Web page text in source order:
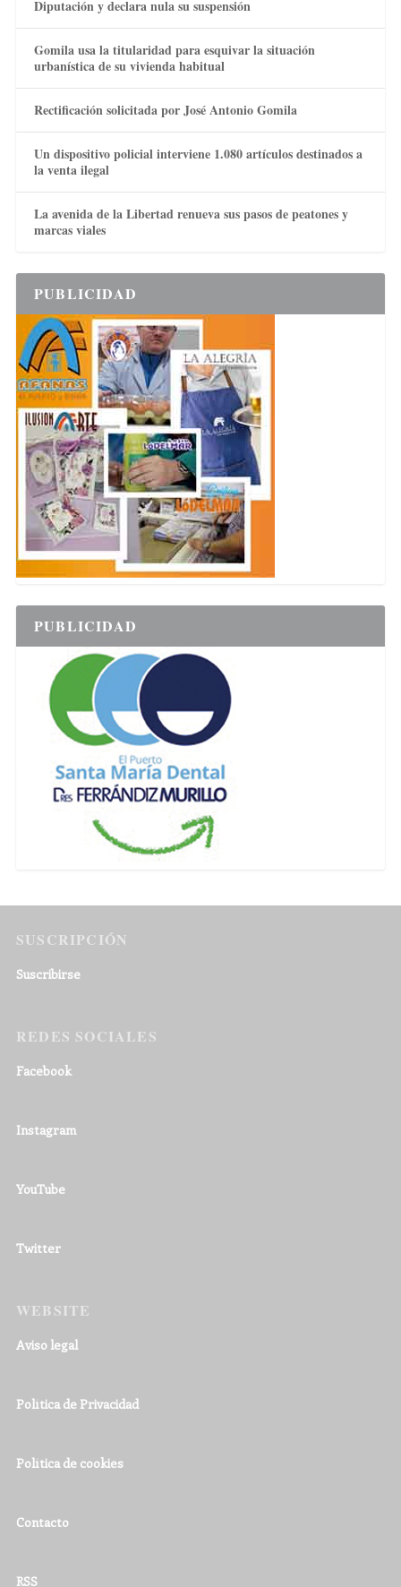
Diputación y declara nula su suspensión
Gomila usa la titularidad para esquivar la situación
urbanística de su vivienda habitual
Rectificación solicitada por José Antonio Gomila
Un dispositivo policial interviene 1.080 artículos destinados a
la venta ilegal
La avenida de la Libertad renueva sus pasos de peatones y
marcas viales
PUBLICIDAD
PUBLICIDAD
SUSCRIPCIÓN
Suscribirse
REDES SOCIALES
Facebook
Instagram
YouTube
Twitter
WEBSITE
Aviso legal
Política de Privacidad
Política de cookies
Contacto
RSS